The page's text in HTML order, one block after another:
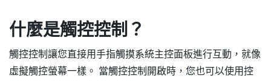
什麼是觸控控制？
觸控控制讓您直接用手指觸摸系統主控面板進行互動，就像
虛擬觸控螢幕一樣。 當觸控控制開啟時，您也可以使用控